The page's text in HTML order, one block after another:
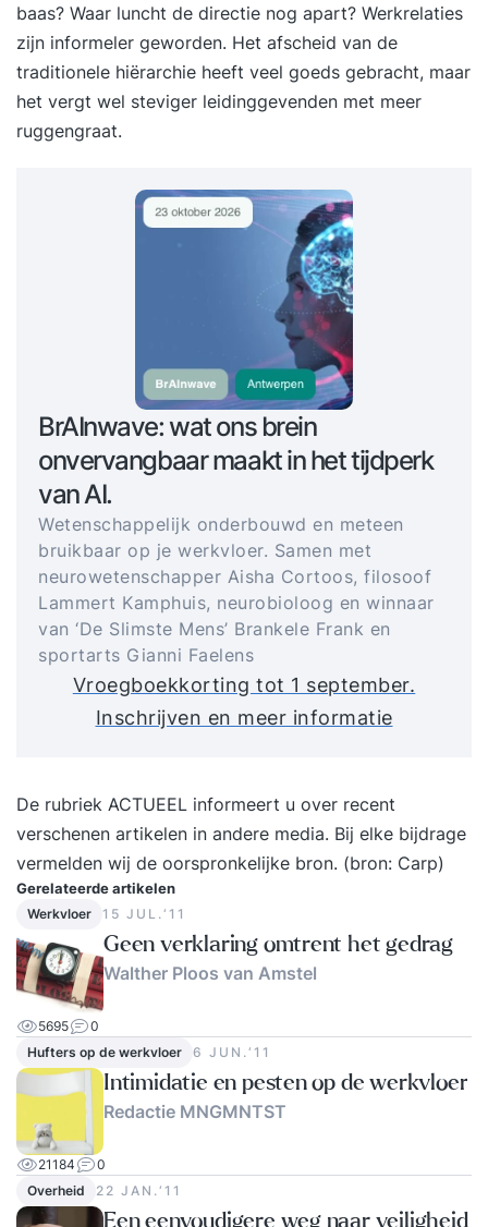
baas? Waar luncht de directie nog apart? Werkrelaties
zijn informeler geworden. Het afscheid van de
traditionele hiërarchie heeft veel goeds gebracht, maar
het vergt wel steviger leidinggevenden met meer
ruggengraat.
BrAInwave: wat ons brein
onvervangbaar maakt in het tijdperk
van AI.
Wetenschappelijk onderbouwd en meteen
bruikbaar op je werkvloer. Samen met
neurowetenschapper Aisha Cortoos, filosoof
Lammert Kamphuis, neurobioloog en winnaar
van ‘De Slimste Mens’ Brankele Frank en
sportarts Gianni Faelens
Vroegboekkorting tot 1 september.
Inschrijven en meer informatie
De rubriek ACTUEEL informeert u over recent
verschenen artikelen in andere media. Bij elke bijdrage
vermelden wij de oorspronkelijke bron. (bron: Carp)
Gerelateerde artikelen
Werkvloer 15 JUL.‘11
Geen verklaring omtrent het gedrag
Walther Ploos van Amstel
5695
0
Hufters op de werkvloer
6 JUN.‘11
Intimidatie en pesten op de werkvloer
Redactie MNGMNTST
21184
0
Overheid
22 JAN.‘11
Een eenvoudigere weg naar veiligheid